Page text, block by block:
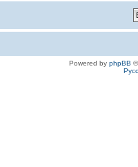
Powered by phpBB